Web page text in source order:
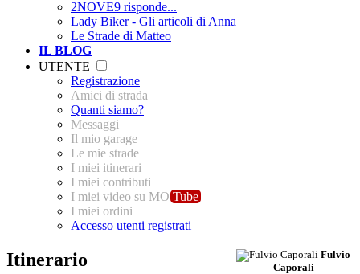
2NOVE9 risponde...
Lady Biker - Gli articoli di Anna
Le Strade di Matteo
IL BLOG
UTENTE
Registrazione
Amici di strada
Quanti siamo?
Messaggi
Il mio garage
Le mie strade
I miei itinerari
I miei contributi
I miei video su MO Tube
I miei ordini
Accesso utenti registrati
Fulvio
Caporali
Itinerario